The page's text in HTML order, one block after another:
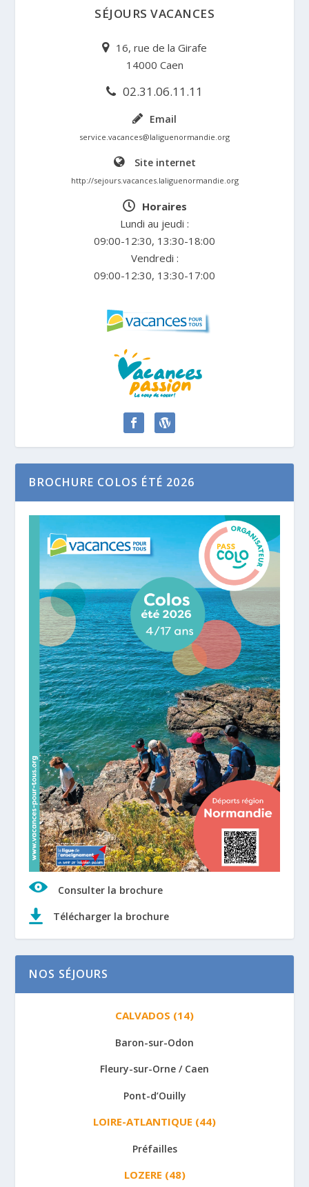
SÉJOURS VACANCES
16, rue de la Girafe
14000 Caen
02.31.06.11.11
Email
service.vacances@laliguenormandie.org
Site internet
http://sejours.vacances.laliguenormandie.org
Horaires
Lundi au jeudi :
09:00-12:30, 13:30-18:00
Vendredi :
09:00-12:30, 13:30-17:00
BROCHURE COLOS ÉTÉ 2026
Consulter la brochure
Télécharger la brochure
NOS SÉJOURS
CALVADOS (14)
Baron-sur-Odon
Fleury-sur-Orne / Caen
Pont-d’Ouilly
LOIRE-ATLANTIQUE (44)
Préfailles
LOZERE (48)